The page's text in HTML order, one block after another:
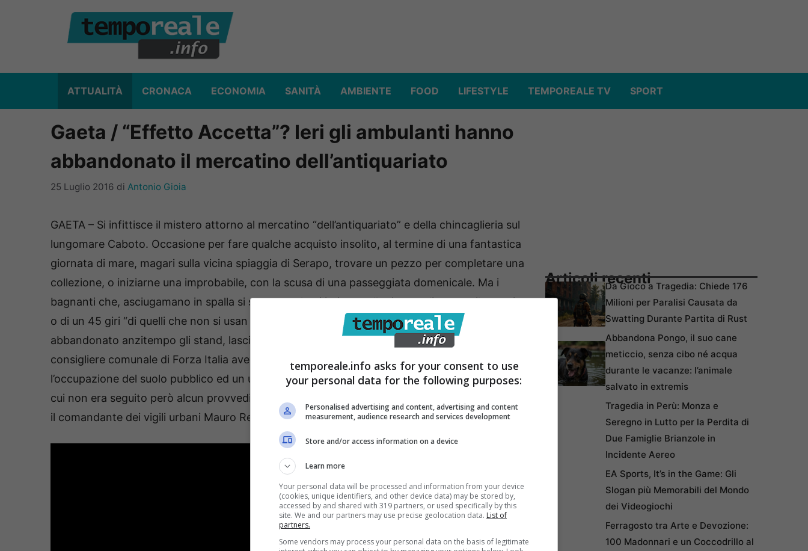
ATTUALITÀ CRONACA ECONOMIA SANITÀ AMBIENTE FOOD LIFESTYLE TEMPOREALE TV SPORT
Gaeta / “Effetto Accetta”? Ieri gli ambulanti hanno
abbandonato il mercatino dell’antiquariato
25 Luglio 2016 di Antonio Gioia
GAETA – Si infittisce il mistero attorno al mercatino “dell’antiquariato” e della chincaglieria sul
lungomare Caboto. Occasione per fare qualche acquisto insolito, al termine di una fantastica
giornata di mare, magari sulla vicina spiaggia di Serapo, trovare un pezzo per completare una
collezione, o iniziarne una improbabile, con la scusa di una passeggiata domenicale. Ma i
bagnanti che, asciugamano in spalla si sono accalcati ieri sera alla ricerca di un monile pregiato
o di un 45 giri “di quelli che non si usan più”, sono rimasti delusi. Molti ambulanti hanno
abbandonato anzitempo gli stand, lasciandoli vagare sconsolati. “Effetto Accetta”? Il
consigliere comunale di Forza Italia aveva evidenziato la mancanza di titoli validi per
l’occupazione del suolo pubblico ed un unico parere politico – quello del vice sindaco Coscione a
cui non era seguito però alcun provvedimento del dirigente. Per questo motivo aveva sollecitato
il comandante dei vigili urbani Mauro Renzi ad intervenire, attraverso un esposto.
Articoli recentiDa Gioco a Tragedia: Chiede 176
Milioni per Paralisi Causata da
Swatting Durante Partita di Rust
Abbandona Pongo, il suo cane
meticcio, senza cibo né acqua
durante le vacanze: l’animale
salvato in extremis
Tragedia in Perù: Monza e
Seregno in Lutto per la Perdita di
Due Famiglie Brianzole in
Incidente Aereo
EA Sports, It’s in the Game: Gli
Slogan più Memorabili del Mondo
dei Videogiochi
Ferragosto tra Arte e Devozione:
100 Madonnari e un Coccodrillo al
temporeale.info asks for your consent to use
your personal data for the following purposes:
Personalised advertising and content, advertising and content
measurement, audience research and services development
Store and/or access information on a device
Learn more
Your personal data will be processed and information from your device
(cookies, unique identifiers, and other device data) may be stored by,
accessed by and shared with 319 partners, or used specifically by this
site. We and our partners may use precise geolocation data. List of
partners.
Some vendors may process your personal data on the basis of legitimate